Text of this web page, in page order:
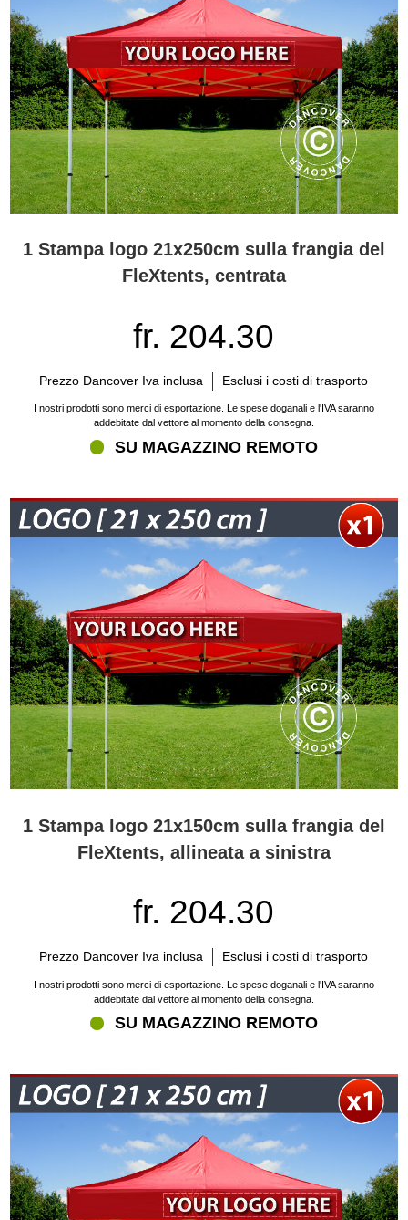
1 Stampa logo 21x250cm sulla frangia del
FleXtents, centrata
fr. 204.30
Prezzo Dancover Iva inclusa Esclusi i costi di trasporto
I nostri prodotti sono merci di esportazione. Le spese doganali e l'IVA saranno
addebitate dal vettore al momento della consegna.
SU MAGAZZINO REMOTO
1 Stampa logo 21x150cm sulla frangia del
FleXtents, allineata a sinistra
fr. 204.30
Prezzo Dancover Iva inclusa Esclusi i costi di trasporto
I nostri prodotti sono merci di esportazione. Le spese doganali e l'IVA saranno
addebitate dal vettore al momento della consegna.
SU MAGAZZINO REMOTO